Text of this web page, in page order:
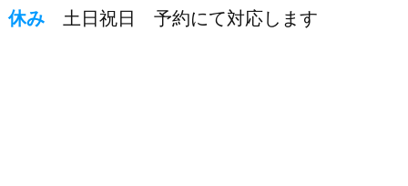
休み 土日祝日 予約にて対応します